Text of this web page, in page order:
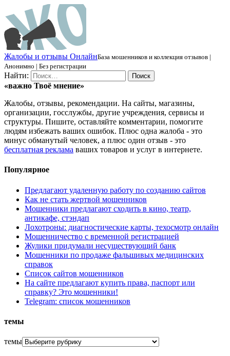
Жалобы и отзывы ОнлайнБаза мошенников и коллекция отзывов |
Анонимно | Без регистрации
Найти:
«важно Твоё мнение»
Жалобы, отзывы, рекомендации. На сайты, магазины,
организации, госслужбы, другие учреждения, сервисы и
структуры. Пишите, оставляйте комментарии, помогите
людям избежать ваших ошибок. Плюс одна жалоба - это
минус обманутый человек, а плюс один отзыв - это
бесплатная реклама ваших товаров и услуг в интернете.
Популярное
Предлагают удаленную работу по созданию сайтов
Как не стать жертвой мошенников
Мошенники предлагают сходить в кино, театр,
антикафе, стэндап
Лохотроны: диагностические карты, техосмотр онлайн
Мошенничество с временной регистрацией
Жулики придумали несуществующий банк
Мошенники по продаже фальшивых медицинских
справок
Список сайтов мошенников
На сайте предлагают купить права, паспорт или
справку? Это мошенники!
Telegram: список мошенников
темы
темы